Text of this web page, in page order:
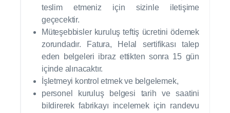
teslim etmeniz için sizinle iletişime
geçecektir.
Müteşebbisler kuruluş teftiş ücretini ödemek
zorundadır. Fatura, Helal sertifikası talep
eden belgeleri ibraz ettikten sonra 15 gün
içinde alınacaktır.
İşletmeyi kontrol etmek ve belgelemek,
personel kuruluş belgesi tarih ve saatini
bildirerek fabrikayı incelemek için randevu